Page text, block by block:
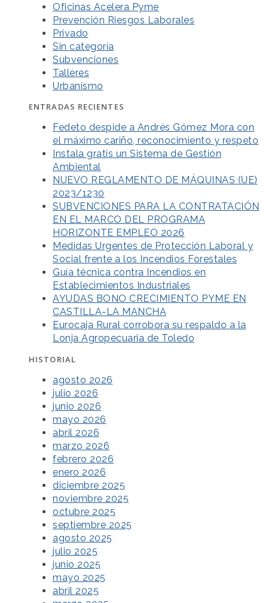
Oficinas Acelera Pyme
Prevención Riesgos Laborales
Privado
Sin categoría
Subvenciones
Talleres
Urbanismo
ENTRADAS RECIENTES
Fedeto despide a Andrés Gómez Mora con
el máximo cariño, reconocimiento y respeto
Instala gratis un Sistema de Gestión
Ambiental
NUEVO REGLAMENTO DE MÁQUINAS (UE)
2023/1230
SUBVENCIONES PARA LA CONTRATACIÓN
EN EL MARCO DEL PROGRAMA
HORIZONTE EMPLEO 2026
Medidas Urgentes de Protección Laboral y
Social frente a los Incendios Forestales
Guía técnica contra Incendios en
Establecimientos Industriales
AYUDAS BONO CRECIMIENTO PYME EN
CASTILLA-LA MANCHA
Eurocaja Rural corrobora su respaldo a la
Lonja Agropecuaria de Toledo
HISTORIAL
agosto 2026
julio 2026
junio 2026
mayo 2026
abril 2026
marzo 2026
febrero 2026
enero 2026
diciembre 2025
noviembre 2025
octubre 2025
septiembre 2025
agosto 2025
julio 2025
junio 2025
mayo 2025
abril 2025